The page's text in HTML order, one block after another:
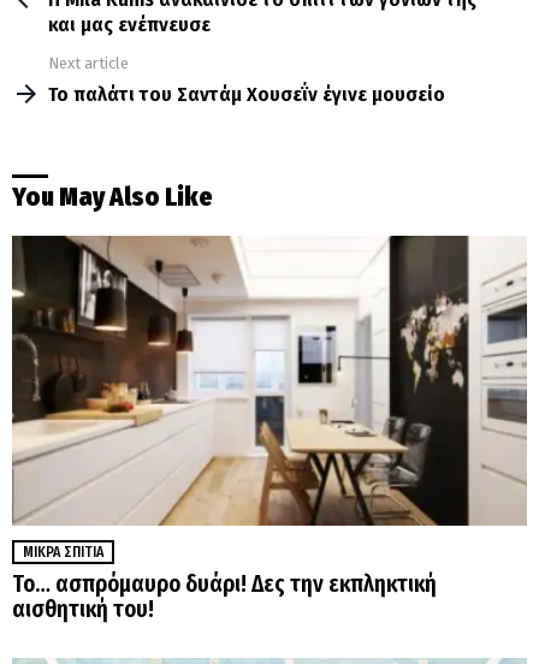
και μας ενέπνευσε
Next article
Το παλάτι του Σαντάμ Χουσεΐν έγινε μουσείο
You May Also Like
ΜΙΚΡΆ ΣΠΊΤΙΑ
Το… ασπρόμαυρο δυάρι! Δες την εκπληκτική
αισθητική του!